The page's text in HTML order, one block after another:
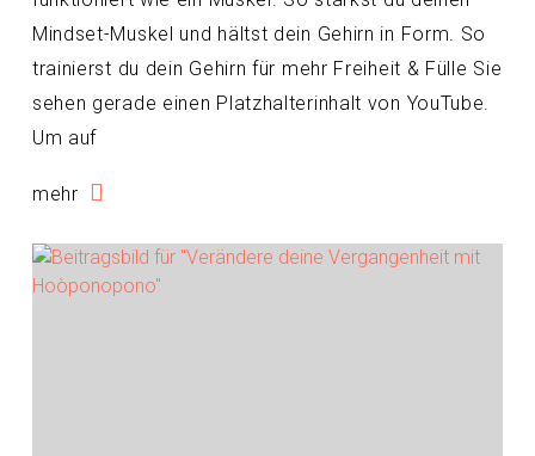
Mindset-Muskel und hältst dein Gehirn in Form. So
trainierst du dein Gehirn für mehr Freiheit & Fülle Sie
sehen gerade einen Platzhalterinhalt von YouTube.
Um auf
mehr